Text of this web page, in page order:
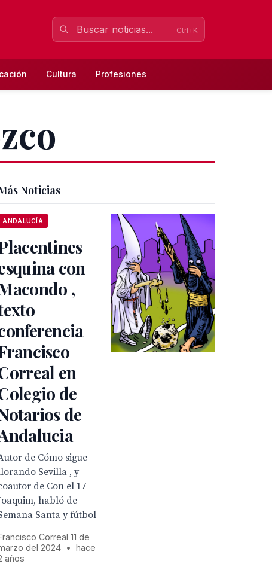
Ctrl+K
Cultura Profesiones
Noticias
ANDALUCÍA
con
,
en
de
de
de Cómo sigue
Sevilla , y
de Con el 17
habló de
Santa y fútbol
Correal 11 de
del 2024 •
hace
años